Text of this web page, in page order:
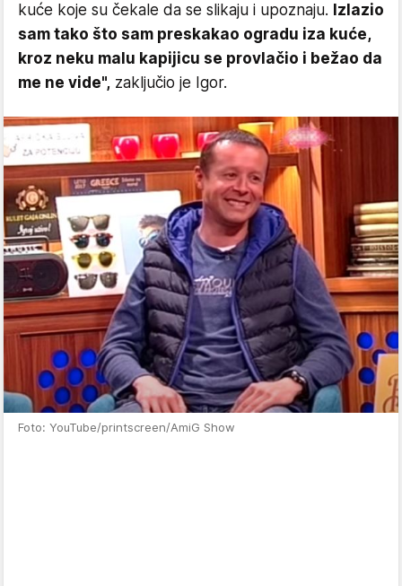
kuće koje su čekale da se slikaju i upoznaju. Izlazio
sam tako što sam preskakao ogradu iza kuće,
kroz neku malu kapijicu se provlačio i bežao da
me ne vide", zaključio je Igor.
Foto: YouTube/printscreen/AmiG Show